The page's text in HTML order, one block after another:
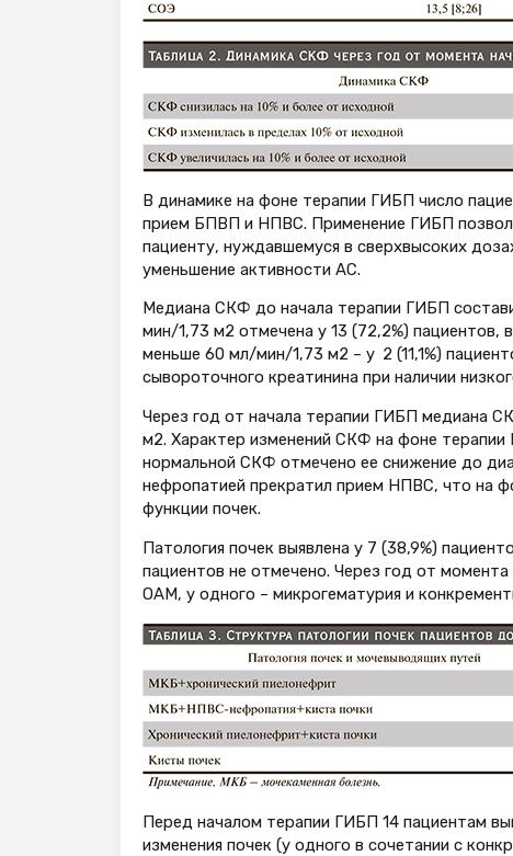
В динамике на фоне терапии ГИБП число
прием БПВП и НПВС. Применение ГИБП
пациенту, нуждавшемуся в сверхвысоких
уменьшение активности АС.
Медиана СКФ до начала терапии ГИБП
мин/1,73 м2 отмечена у 13 (72,2%)
меньше 60 мл/мин/1,73 м2 – у 2 (11,1%)
сывороточного креатинина при наличии
Через год от начала терапии ГИБП медиана
м2. Характер изменений СКФ на фоне
нормальной СКФ отмечено ее снижение до
нефропатией прекратил прием НПВС, что на
функции почек.
Патология почек выявлена у 7 (38,9%)
пациентов не отмечено. Через год от
ОАМ, у одного – микрогематурия и
Перед началом терапии ГИБП 14 пациентам
изменения почек (у одного в сочетании с